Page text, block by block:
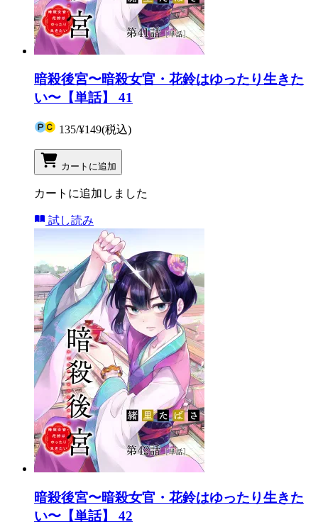
暗殺後宮〜暗殺女官・花鈴はゆったり生きた
い〜【単話】 41
135/¥149(税込)
カートに追加
カートに追加しました
試し読み
暗殺後宮〜暗殺女官・花鈴はゆったり生きた
い〜【単話】 42